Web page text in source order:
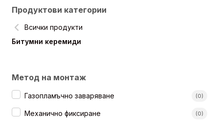
Продуктови категории
Kategorie produktów
Всички продукти
Битумни керемиди
Метод на монтаж
Sposoby montażu
Газопламъчно заваряване (0)
Механично фиксиране (0)